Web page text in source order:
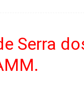
Serra